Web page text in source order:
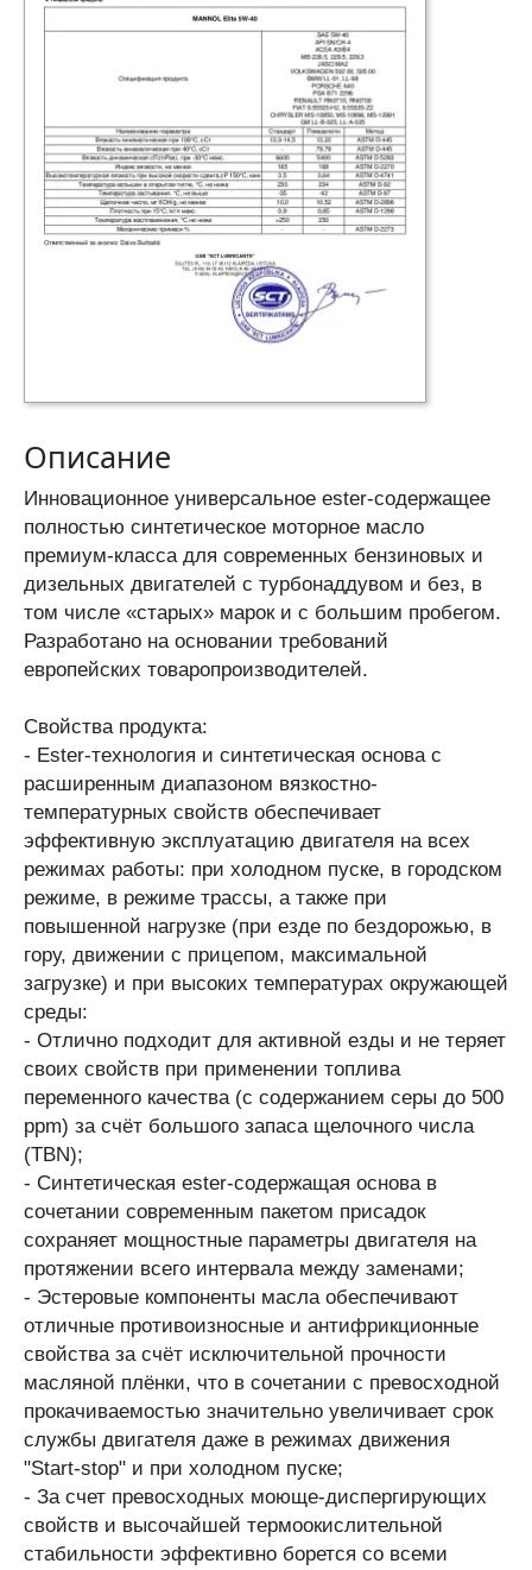
Описание
Инновационное универсальное ester-содержащее
полностью синтетическое моторное масло
премиум-класса для современных бензиновых и
дизельных двигателей с турбонаддувом и без, в
том числе «старых» марок и с большим пробегом.
Разработано на основании требований
европейских товаропроизводителей.
Свойства продукта:
- Ester-технология и синтетическая основа с
расширенным диапазоном вязкостно-
температурных свойств обеспечивает
эффективную эксплуатацию двигателя на всех
режимах работы: при холодном пуске, в городском
режиме, в режиме трассы, а также при
повышенной нагрузке (при езде по бездорожью, в
гору, движении с прицепом, максимальной
загрузке) и при высоких температурах окружающей
среды:
- Отлично подходит для активной езды и не теряет
своих свойств при применении топлива
переменного качества (с содержанием серы до 500
ppm) за счёт большого запаса щелочного числа
(TBN);
- Синтетическая ester-содержащая основа в
сочетании современным пакетом присадок
сохраняет мощностные параметры двигателя на
протяжении всего интервала между заменами;
- Эстеровые компоненты масла обеспечивают
отличные противоизносные и антифрикционные
свойства за счёт исключительной прочности
масляной плёнки, что в сочетании с превосходной
прокачиваемостью значительно увеличивает срок
службы двигателя даже в режимах движения
"Start-stop" и при холодном пуске;
- За счет превосходных моюще-диспергирующих
свойств и высочайшей термоокислительной
стабильности эффективно борется со всеми